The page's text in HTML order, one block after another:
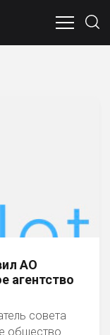
В
АО
агентство
совета
общество